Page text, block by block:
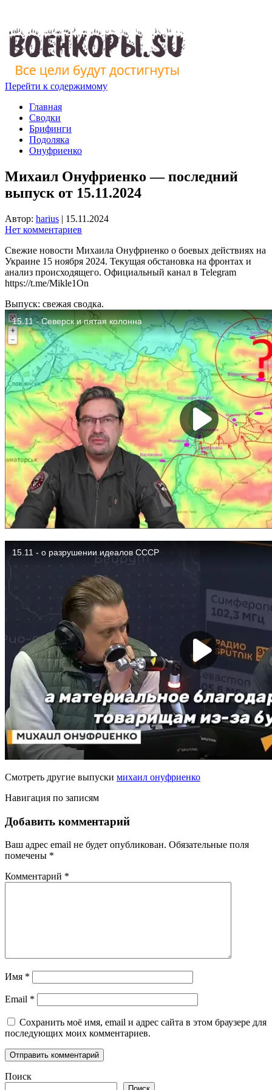
Перейти к содержимому
Главная
Сводки
Брифинги
Подоляка
Онуфриенко
Михаил Онуфриенко — последний
выпуск от 15.11.2024
Автор: harius | 15.11.2024
Нет комментариев
Свежие новости Михаила Онуфриенко о боевых действиях на
Украине 15 ноября 2024. Текущая обстановка на фронтах и
анализ происходящего. Официальный канал в Telegram
https://t.me/Mikle1On
Выпуск: свежая сводка.
Смотреть другие выпуски михаил онуфриенко
Навигация по записям
Добавить комментарий
Ваш адрес email не будет опубликован. Обязательные поля
помечены *
Комментарий *
Имя *
Email *
Сохранить моё имя, email и адрес сайта в этом браузере для
последующих моих комментариев.
Поиск